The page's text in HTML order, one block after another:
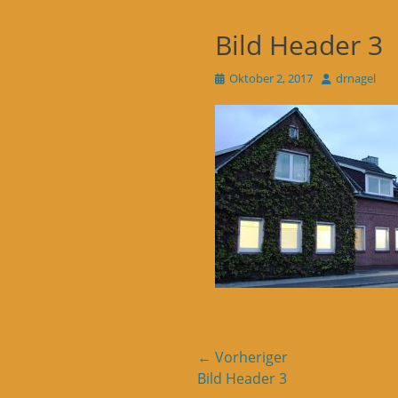
Bild Header 3
Veröffentlicht
Oktober 2, 2017 Autordrnagel
← Vorheriger
Vorheriger
Bild Header 3